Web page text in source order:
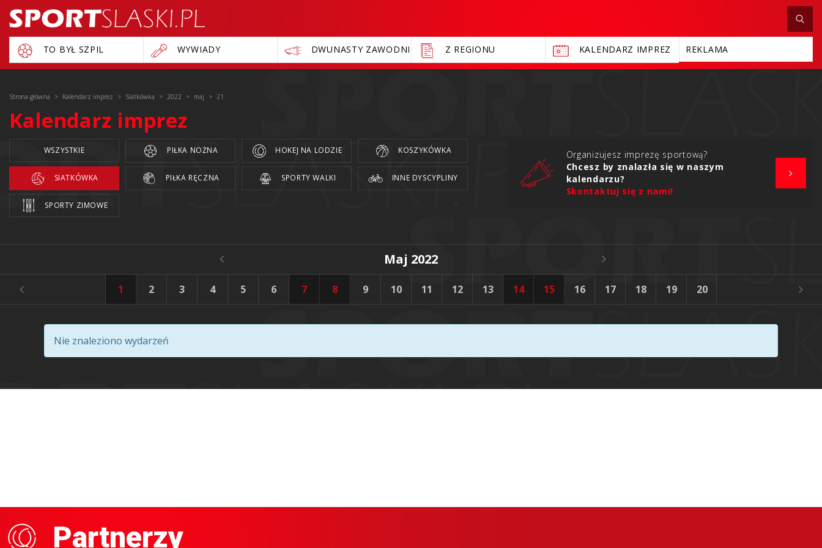
TO BYŁ SZPIL WYWIADY DWUNASTY ZAWODNIK Z REGIONU KALENDARZ IMPREZ REKLAMA
Strona główna Kalendarz imprez Siatkówka 2022 maj 21
Kalendarz imprez
WSZYSTKIE PIŁKA NOŻNA HOKEJ NA LODZIE KOSZYKÓWKA
SIATKÓWKA PIŁKA RĘCZNA SPORTY WALKI INNE DYSCYPLINY
SPORTY ZIMOWE
Organizujesz imprezę sportową?
Chcesz by znalazła się w naszym
kalendarzu?
Skontaktuj się z nami!
Maj 2022
1 2 3 4 5 6 7 8 9 10 11 12 13 14 15 16 17 18 19 20 23
Nie znaleziono wydarzeń
Partnerzy